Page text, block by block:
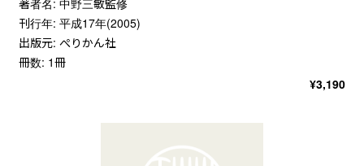
刊行年: 平成17年(2005)
出版元: ぺりかん社
冊数: 1冊
¥3,190